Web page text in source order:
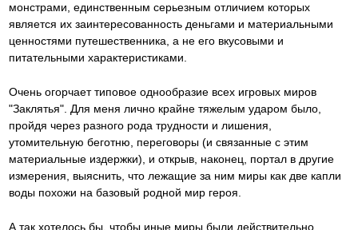
монстрами, единственным серьезным отличием которых
является их заинтересованность деньгами и материальными
ценностями путешественника, а не его вкусовыми и
питательными характеристиками.
Очень огорчает типовое однообразие всех игровых миров
"Заклятья". Для меня лично крайне тяжелым ударом было,
пройдя через разного рода трудности и лишения,
утомительную беготню, переговоры (и связанные с этим
материальные издержки), и открыв, наконец, портал в другие
измерения, выяснить, что лежащие за ним миры как две капли
воды похожи на базовый родной мир героя.
А так хотелось бы, чтобы иные миры были действительно